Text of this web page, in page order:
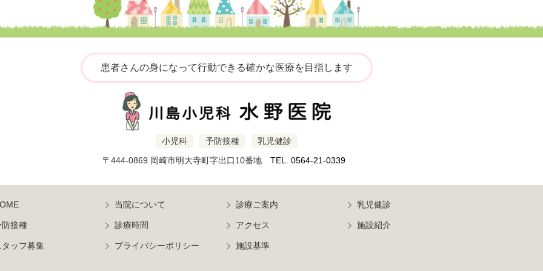
患者さんの身になって行動できる確かな医療を目指します
小児科 予防接種
乳児健診
〒444-0869 岡崎市明大寺町字出口10番地
TEL. 0564-21-0339
当院について 診療ご案内 乳児健診
防接種 診療時間 アクセス 施設紹介
タッフ募集 プライバシーポリシー 施設基準